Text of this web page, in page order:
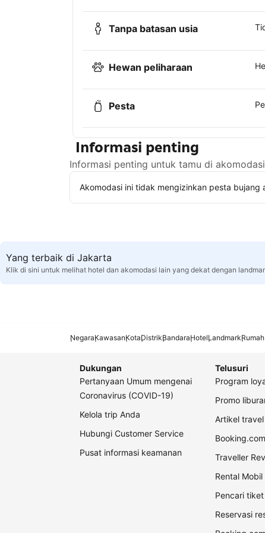
Tanpa batasan usia
Hewan peliharaan
Pesta
Informasi penting
Informasi penting untuk tamu di
Akomodasi ini tidak mengizinkan pesta bujang
Yang terbaik di Jakarta
Klik di sini untuk melihat hotel dan akomodasi lain yang dekat dengan
NegaraKawasanKotaDistrikBandaraHotelLandmark
Dukungan
Pertanyaan Umum mengenai
Coronavirus (COVID-19)
Kelola trip Anda
Hubungi Customer Service
Pusat informasi keamanan
Telusuri
Program
Promo
Artikel travel
Traveller
Rental Mobil
Pencari
Reservasi